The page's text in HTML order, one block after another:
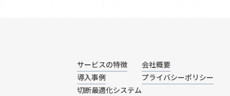
サービスの特徴
導入事例
切断最適化システム
会社概要
プライバシーポリシー